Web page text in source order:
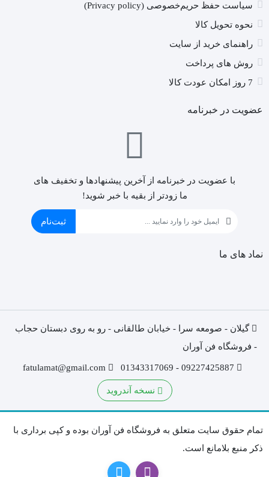
سیاست حفظ حریم‌خصوصی (Privacy policy)
نحوه تحویل کالا
راهنمای خرید از سایت
روش های پرداخت
7 روز امکان عودت کالا
عضویت در خبرنامه
با عضویت در خبرنامه از آخرین پیشنهادها و تخفیف های
ما زودتر از بقیه با خبر شوید!
ثبت‌نام
نماد های ما
گیلان - صومعه سرا - خیابان طالقانی - رو به روی دبستان حجاب
- فروشگاه فن آوران
09227425887 - 01343317069
fatulamat@gmail.com
نسخه آندروید
تمام حقوق سایت متعلق به فروشگاه فن آوران بوده و کپی برداری با
ذکر منبع بلامانع است.